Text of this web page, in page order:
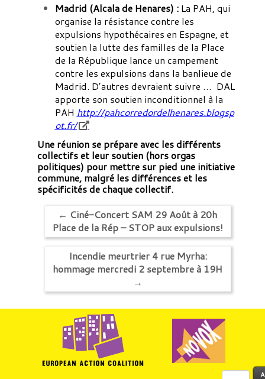
Madrid (Alcala de Henares) : La PAH, qui
organise la résistance contre les
expulsions hypothécaires en Espagne, et
soutien la lutte des familles de la Place
de la République lance un campement
contre les expulsions dans la banlieue de
Madrid. D’autres devraient suivre … DAL
apporte son soutien inconditionnel à la
PAH http://pahcorredordelhenares.blogsp
ot.fr/
Une réunion se prépare avec les différents
collectifs et leur soutien (hors orgas
politiques) pour mettre sur pied une initiative
commune, malgré les différences et les
spécificités de chaque collectif.
← Ciné-Concert SAM 29 Août à 20h
Place de la Rép – STOP aux expulsions!
Incendie meurtrier 4 rue Myrha:
hommage mercredi 2 septembre à 19H
→
Rechercher :